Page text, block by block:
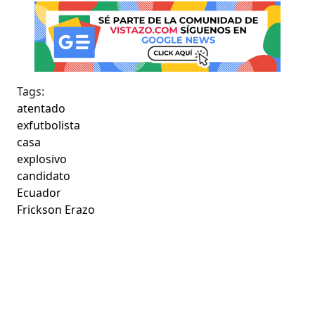
Tags:
atentado
exfutbolista
casa
explosivo
candidato
Ecuador
Frickson Erazo